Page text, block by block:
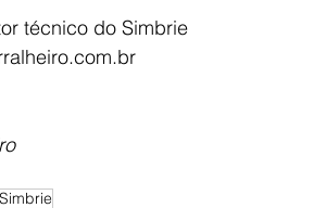
técnico do Simbrie
Simbrie